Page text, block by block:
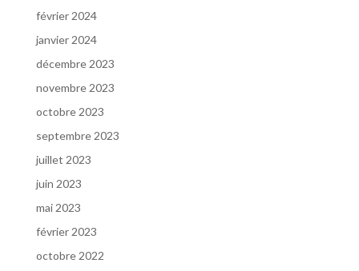
février 2024
janvier 2024
décembre 2023
novembre 2023
octobre 2023
septembre 2023
juillet 2023
juin 2023
mai 2023
février 2023
octobre 2022